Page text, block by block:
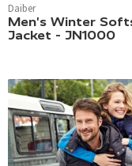
Daiber
Men's Winter
Jacket - JN1000